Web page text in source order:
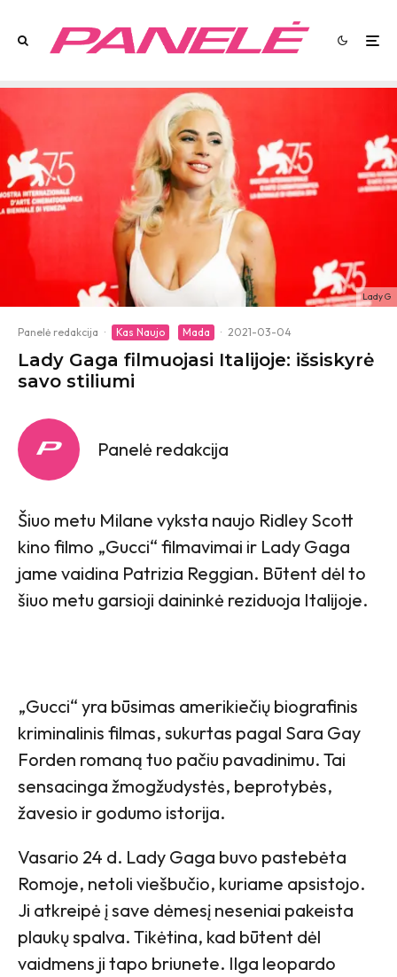
Lady G
Panelė redakcija · Kas Naujo Mada · 2021-03-04
Lady Gaga filmuojasi Italijoje: išsiskyrė
savo stiliumi
Panelė redakcija
Šiuo metu Milane vyksta naujo Ridley Scot​t
kino filmo „Gucci“ filmavimai ir Lady Gaga
jame vaidina Patrizia Reggian. Būtent dėl to
šiuo metu garsioji daininkė reziduoja Italijoje.
„Gucci“ yra būsimas amerikiečių biografinis
kriminalinis filmas, sukurtas pagal Sara Gay
Forden romaną tuo pačiu pavadinimu. Tai
sensacinga žmogžudystės, beprotybės,
žavesio ir godumo istorija.
Vasario 24 d. Lady Gaga buvo pastebėta
Romoje, netoli viešbučio, kuriame apsistojo.
Ji atkreipė į save dėmesį neseniai pakeista
plaukų spalva. Tikėtina, kad būtent dėl
vaidmens ji tapo briunete. Ilga leopardo